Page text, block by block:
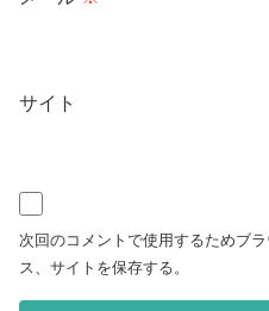
サイト
次回のコメントで使用するためブ
ス、サイトを保存する。